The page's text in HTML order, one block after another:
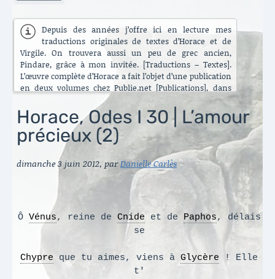
Depuis des années j’offre ici en lecture mes
traductions originales de textes d’Horace et de
Virgile. On trouvera aussi un peu de grec ancien,
Pindare, grâce à mon invitée. [Traductions – Textes].
L’œuvre complète d’Horace a fait l’objet d’une publication
en deux volumes chez Publie.net [Publications], dans
encore d’autres traductions que celles que vous pouvez
lire ici. C’est maintenant l’Énéide qui est chantier. Le
besoin de mettre ma longue pratique en perspective
s’est accru ces dernières années [Traduire]. La rubrique
est nouvelle. Elle va s’enrichir peu à peu. Il y a aussi de
belles surprises, des échanges contemporains et des
haïku en latin sous le titre austère des [Archives].
Horace, Odes I 30 | L’amour
précieux (2)
dimanche 3 juin 2012, parDanielle Carlès
Ô Vénus, reine de Cnide et de Paphos, délais
se
Chypre que tu aimes, viens à Glycère ! Elle
t'